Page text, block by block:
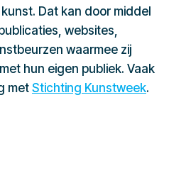
Dat kan door middel
websites,
waarmee zij
hun eigen publiek. Vaak
met Stichting Kunstweek.